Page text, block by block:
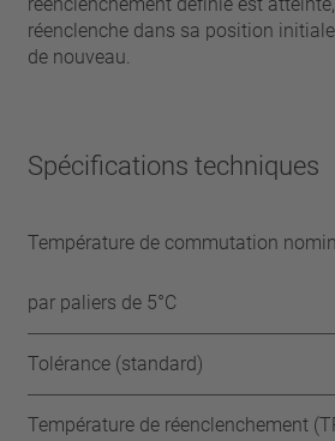
réenclenche dans sa position
de nouveau.
Spécifications techniques
Température de commutation
par paliers de 5°C
Tolérance (standard)
Température de réenclenchement